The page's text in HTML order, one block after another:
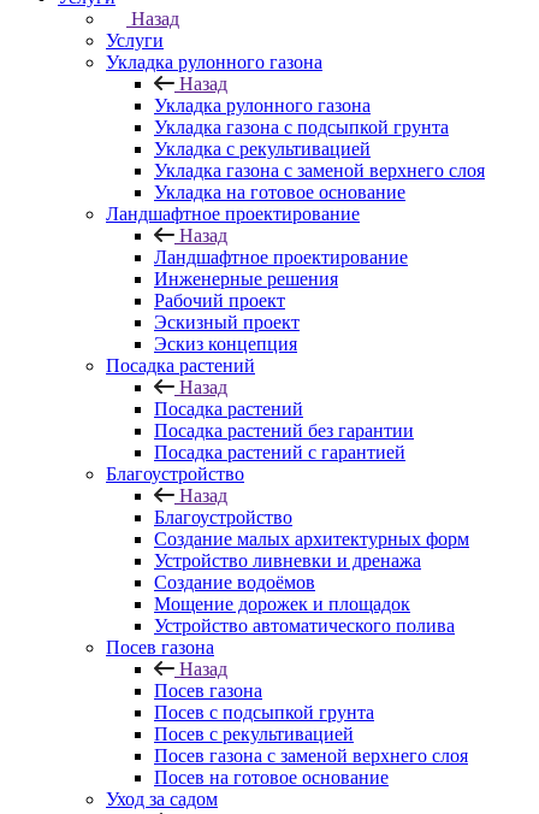
Назад
Услуги
Укладка рулонного газона
Назад
Укладка рулонного газона
Укладка газона с подсыпкой грунта
Укладка с рекультивацией
Укладка газона с заменой верхнего слоя
Укладка на готовое основание
Ландшафтное проектирование
Назад
Ландшафтное проектирование
Инженерные решения
Рабочий проект
Эскизный проект
Эскиз концепция
Посадка растений
Назад
Посадка растений
Посадка растений без гарантии
Посадка растений с гарантией
Благоустройство
Назад
Благоустройство
Создание малых архитектурных форм
Устройство ливневки и дренажа
Создание водоёмов
Мощение дорожек и площадок
Устройство автоматического полива
Посев газона
Назад
Посев газона
Посев с подсыпкой грунта
Посев с рекультивацией
Посев газона с заменой верхнего слоя
Посев на готовое основание
Уход за садом